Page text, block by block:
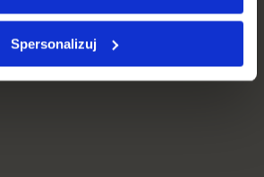
Spersonalizuj